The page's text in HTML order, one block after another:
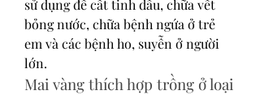
sử dụng để cất tinh dầu, chữa vết
bỏng nước, chữa bệnh ngứa ở trẻ
em và các bệnh ho, suyễn ở người
lớn.
Mai vàng thích hợp trồng ở loại